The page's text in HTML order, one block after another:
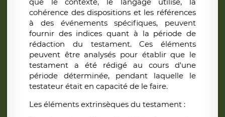
cohérence des dispositions et les références
à des événements spécifiques, peuvent
fournir des indices quant à la période de
rédaction du testament. Ces éléments
peuvent être analysés pour établir que le
testament a été rédigé au cours d'une
période déterminée, pendant laquelle le
testateur était en capacité de le faire.
Les éléments extrinsèques du testament :